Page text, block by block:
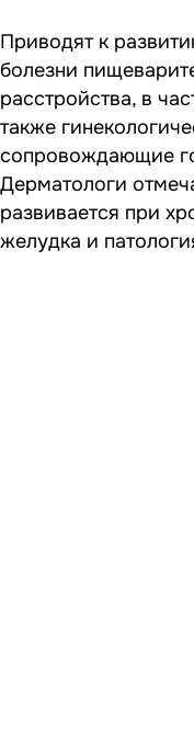
Приводят к
болезни
расстройства, в
также
сопровождающие
Дерматологи
развивается при
желудка и